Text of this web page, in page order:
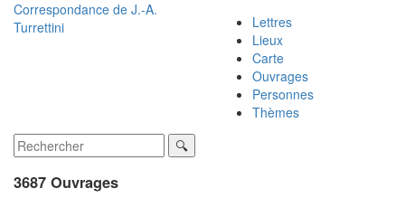
Correspondance de J.-A.
Turrettini
Lettres
Lieux
Carte
Ouvrages
Personnes
Thèmes
3687 Ouvrages